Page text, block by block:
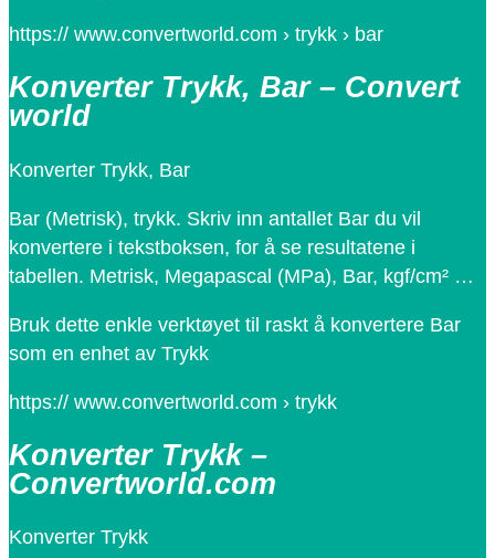
https:// www.convertworld.com › trykk › bar
Konverter Trykk, Bar – Convert
world
Konverter Trykk, Bar
Bar (Metrisk), trykk. Skriv inn antallet Bar du vil
konvertere i tekstboksen, for å se resultatene i
tabellen. Metrisk, Megapascal (MPa), Bar, kgf/cm² …
Bruk dette enkle verktøyet til raskt å konvertere Bar
som en enhet av Trykk
https:// www.convertworld.com › trykk
Konverter Trykk –
Convertworld.com
Konverter Trykk